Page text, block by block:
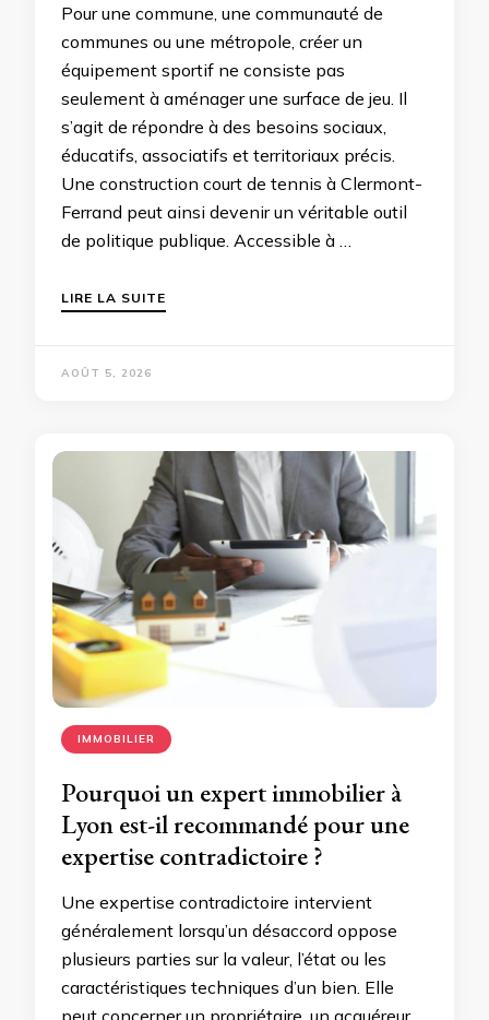
Pour une commune, une communauté de
communes ou une métropole, créer un
équipement sportif ne consiste pas
seulement à aménager une surface de jeu. Il
s’agit de répondre à des besoins sociaux,
éducatifs, associatifs et territoriaux précis.
Une construction court de tennis à Clermont-
Ferrand peut ainsi devenir un véritable outil
de politique publique. Accessible à …
LIRE LA SUITE
AOÛT 5, 2026
IMMOBILIER
Pourquoi un expert immobilier à
Lyon est-il recommandé pour une
expertise contradictoire ?
Une expertise contradictoire intervient
généralement lorsqu’un désaccord oppose
plusieurs parties sur la valeur, l’état ou les
caractéristiques techniques d’un bien. Elle
peut concerner un propriétaire, un acquéreur,